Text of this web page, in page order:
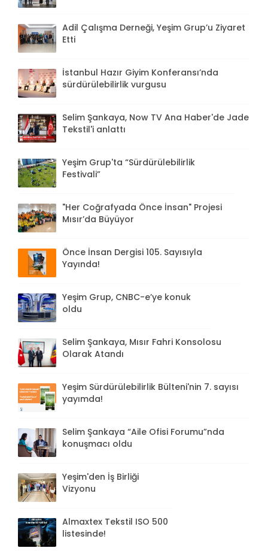
Adil Çalışma Derneği, Yeşim Grup’u Ziyaret
Etti
İstanbul Hazır Giyim Konferansı’nda
sürdürülebilirlik vurgusu
Selim Şankaya, Now TV Ana Haber'de Jade
Tekstil'i anlattı
Yeşim Grup'ta “Sürdürülebilirlik
Festivali”
"Her Coğrafyada Önce İnsan" Projesi
Mısır’da Büyüyor
Önce İnsan Dergisi 105. Sayısıyla
Yayında!
Yeşim Grup, CNBC-e’ye konuk
oldu
Selim Şankaya, Mısır Fahri Konsolosu
Olarak Atandı
Yeşim Sürdürülebilirlik Bülteni'nin 7. sayısı
yayımda!
Selim Şankaya “Aile Ofisi Forumu”nda
konuşmacı oldu
Yeşim'den İş Birliği
Vizyonu
Almaxtex Tekstil ISO 500
listesinde!